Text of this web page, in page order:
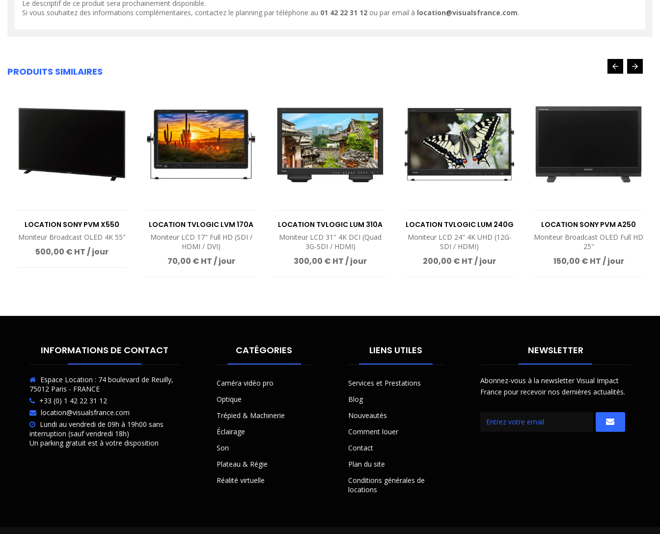
Le descriptif de ce produit sera prochainement disponible.
Si vous souhaitez des informations complémentaires, contactez le planning par téléphone au 01 42 22 31 12 ou par email à location@visualsfrance.com.
PRODUITS SIMILAIRES
LOCATION SONY PVM X550
Moniteur Broadcast OLED 4K 55"
500,00 € HT / jour
LOCATION TVLOGIC LVM 170A
Moniteur LCD 17" Full HD (SDI /
HDMI / DVI)
70,00 € HT / jour
LOCATION TVLOGIC LUM 310A
Moniteur LCD 31" 4K DCI (Quad
3G-SDI / HDMI)
300,00 € HT / jour
LOCATION TVLOGIC LUM 240G
Moniteur LCD 24" 4K UHD (12G-
SDI / HDMI)
200,00 € HT / jour
LOCATION SONY PVM A250
Moniteur Broadcast OLED Full HD
25"
150,00 € HT / jour
INFORMATIONS DE CONTACT
Espace Location : 74 boulevard de Reuilly,
75012 Paris - FRANCE
+33 (0) 1 42 22 31 12
location@visualsfrance.com
Lundi au vendredi de 09h à 19h00 sans
interruption (sauf vendredi 18h)
Un parking gratuit est à votre disposition
CATÉGORIES
Caméra vidéo pro
Optique
Trépied & Machinerie
Éclairage
Son
Plateau & Régie
Réalité virtuelle
LIENS UTILES
Services et Prestations
Blog
Nouveautés
Comment louer
Contact
Plan du site
Conditions générales de
locations
NEWSLETTER
Abonnez-vous à la newsletter Visual Impact
France pour recevoir nos dernières actualités.